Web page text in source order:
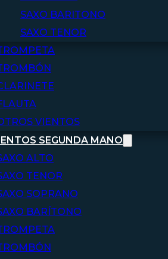
SAXO BARITONO
SAXO TENOR
VIENTOS
SEGUNDA MANO
ALTO
TENOR
SOPRANO
BARÍTONO